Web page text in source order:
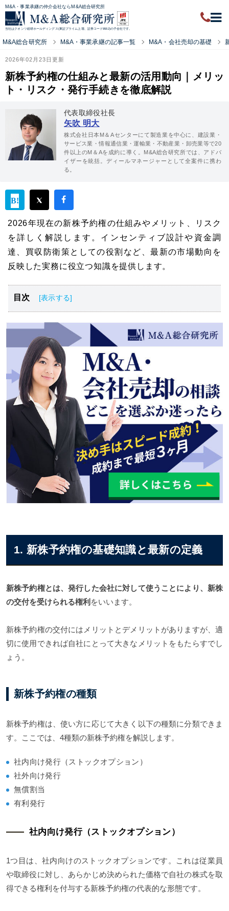
M&A・事業承継の仲介会社ならM&A総合研究所
当社はクオンツ総研ホールディングス(東証プライム上場、証券コード9552)の子会社です。
M&A総合研究所 M&A・事業承継の記事一覧 M&A・会社売却の基礎
2026年02月23日更新
新株予約権の仕組みと最新の活用動向｜メリッ
ト・リスク・発行手続きを徹底解説
代表取締役社長
矢吹 明大
株式会社日本M＆Aセンターにて製造業を中心に、建設業・
サービス業・情報通信業・運輸業・不動産業・卸売業等で20
件以上のM＆Aを成約に導く。M&A総合研究所では、アドバ
イザーを統括。ディールマネージャーとして全案件に携わ
る。
2026年現在の新株予約権の仕組みやメリット、リスク
を詳しく解説します。インセンティブ設計や資金調
達、買収防衛策としての役割など、最新の市場動向を
反映した実務に役立つ知識を提供します。
目次
新株予約権の基礎知識と最新の定義
新株予約権の仕組みと権利行使の流れ
新株予約権を活用する主な目的と発行プロセス
新株予約権のメリット
新株予約権を発行・保有する際のリスクと注意点
新株予約権の権利を行使する手続き方法
新株予約権の買取請求について
新株予約権の会計処理
新株予約権の税務面での取り扱い
新株予約権発行時の相談先について
2026年における新株予約権の最新トレンドと活用ポイン
新株予約権のまとめ
1. 新株予約権の基礎知識と最新の定義
新株予約権とは、発行した会社に対して使うことにより、新株
の交付を受けられる権利 をいいます。
新株予約権の交付にはメリットとデメリットがありますが、適
切に使用できれば自社にとって大きなメリットをもたらすでし
ょう。
新株予約権の種類
新株予約権は、使い方に応じて大きく以下の種類に分類できま
す。ここでは、4種類の新株予約権を解説します。
社内向け発行（ストックオプション）
社外向け発行
無償割当
有利発行
社内向け発行（ストックオプション）
1つ目は、社内向けのストックオプションです。これは従業員
や取締役に対し、あらかじめ決められた価格で自社の株式を取
得できる権利を付与する新株予約権の代表的な形態です。